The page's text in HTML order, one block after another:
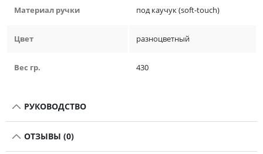
Материал ручки под каучук (soft-touch)
Цвет разноцветный
Вес гр. 430
РУКОВОДСТВО
ОТЗЫВЫ (0)